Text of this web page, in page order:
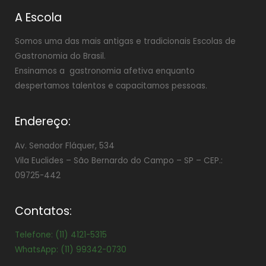
A Escola
Somos uma das mais antigas e tradicionais Escolas de
Gastronomia do Brasil.
Ensinamos a gastronomia afetiva enquanto
despertamos talentos e capacitamos pessoas.
Endereço:
Av. Senador Fláquer, 534
Vila Euclides – São Bernardo do Campo – SP – CEP.:
09725-442
Contatos:
Telefone: (11) 4121-5315
WhatsApp: (11) 99342-0730